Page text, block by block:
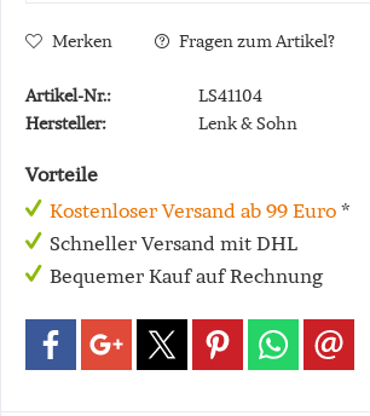
Merken Fragen zum Artikel?
Artikel-Nr.:
LS41104
Hersteller:
Lenk & Sohn
Vorteile
Kostenloser Versand ab 99 Euro *
Schneller Versand mit DHL
Bequemer Kauf auf Rechnung